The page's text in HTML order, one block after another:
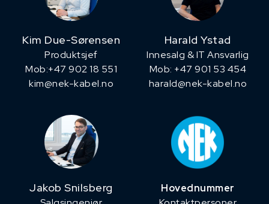
Kim Due-Sørensen
Produktsjef
​Mob:+47 902 18 551
kim@nek-kabel.no
Harald Ystad
Innesalg & IT Ansvarlig
Mob: +47 901 53 454
harald@nek-kabel.no
Jakob Snilsberg
Hovednummer